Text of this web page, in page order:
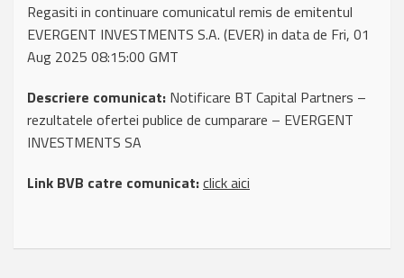
Regasiti in continuare comunicatul remis de emitentul
EVERGENT INVESTMENTS S.A. (EVER) in data de Fri, 01
Aug 2025 08:15:00 GMT
Descriere comunicat: Notificare BT Capital Partners –
rezultatele ofertei publice de cumparare – EVERGENT
INVESTMENTS SA
Link BVB catre comunicat:click aici